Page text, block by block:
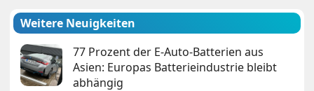
Weitere Neuigkeiten
77 Prozent der E-Auto-Batterien aus
Asien: Europas Batterieindustrie bleibt
abhängig